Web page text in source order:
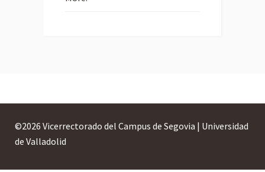
©2026 Vicerrectorado del Campus de Segovia | Universidad
de Valladolid